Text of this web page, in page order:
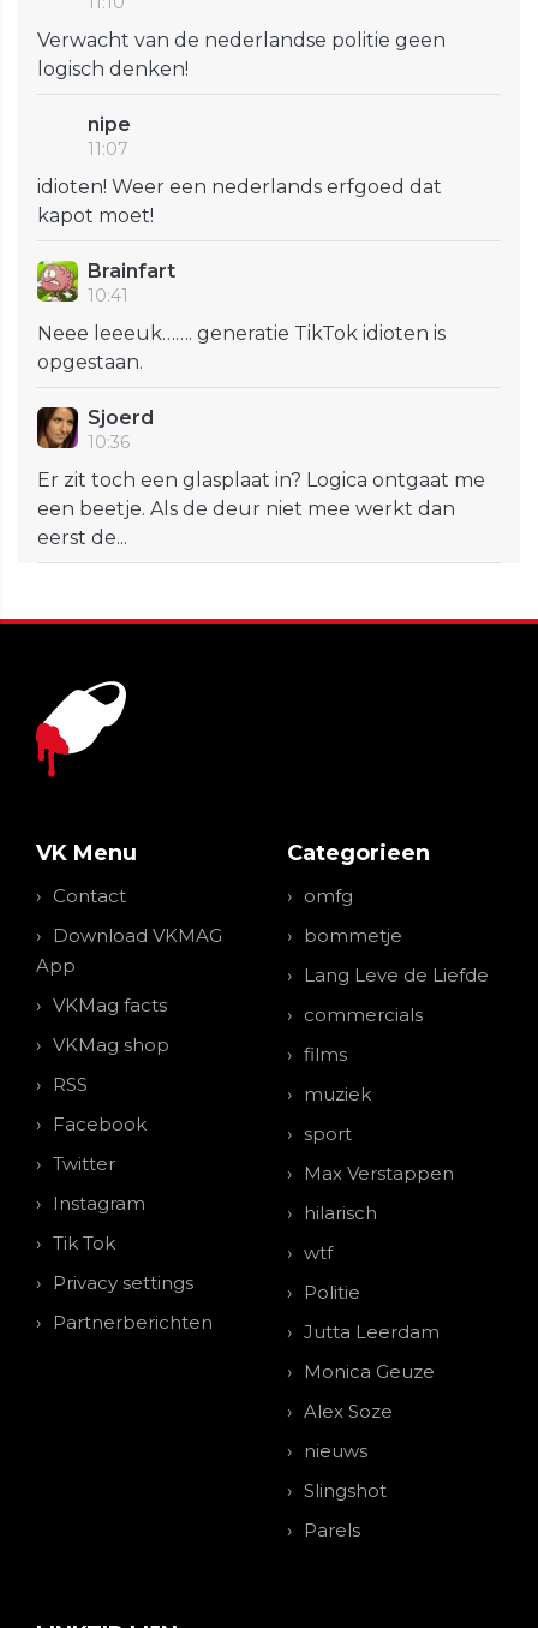
Verwacht van de nederlandse politie geen
logisch denken!
nipe
11:07
idioten! Weer een nederlands erfgoed dat
kapot moet!
Brainfart
10:41
Neee leeeuk……. generatie TikTok idioten is
opgestaan.
Sjoerd
10:36
Er zit toch een glasplaat in? Logica ontgaat me
een beetje. Als de deur niet mee werkt dan
eerst de...
VK Menu
Contact
Download VKMAG
App
VKMag facts
VKMag shop
RSS
Facebook
Twitter
Instagram
Tik Tok
Privacy settings
Partnerberichten
Categorieen
omfg
bommetje
Lang Leve de Liefde
commercials
films
muziek
sport
Max Verstappen
hilarisch
wtf
Politie
Jutta Leerdam
Monica Geuze
Alex Soze
nieuws
Slingshot
Parels